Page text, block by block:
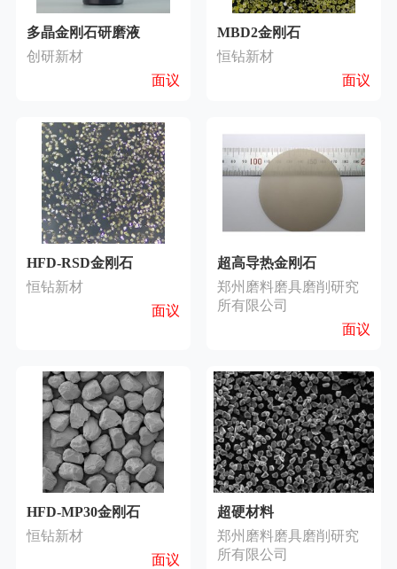
多晶金刚石研磨液
创研新材
面议
MBD2金刚石
恒钻新材
面议
HFD-RSD金刚石
恒钻新材
面议
超高导热金刚石
郑州磨料磨具磨削研究
所有限公司
面议
HFD-MP30金刚石
恒钻新材
面议
超硬材料
郑州磨料磨具磨削研究
所有限公司